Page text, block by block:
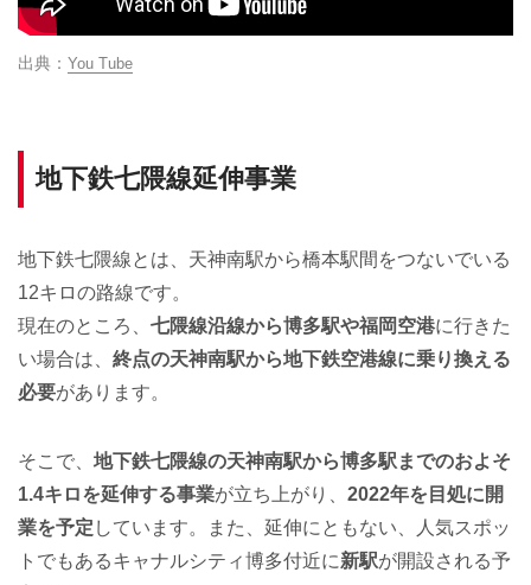
You Tube
地下鉄七隈線延伸事業
地下鉄七隈線とは、天神南駅から橋本駅間をつないでいる
12キロの路線です。
現在のところ、 七隈線沿線から博多駅や福岡空港に行きた
い場合は、 終点の天神南駅から地下鉄空港線に乗り換える
必要があります。
そこで、 地下鉄七隈線の天神南駅から博多駅までのおよそ
1.4キロを延伸する事業が立ち上がり、 2022年を目処に開
業を予定 しています。また、延伸にともない、人気スポッ
トでもあるキャナルシティ博多付近に新駅が開設される予